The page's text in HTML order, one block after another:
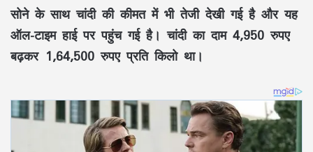
सोने के साथ चांदी की कीमत में भी तेजी देखी गई है और यह
ऑल-टाइम हाई पर पहुंच गई है। चांदी का दाम 4,950 रुपए
बढ़कर 1,64,500 रुपए प्रति किलो था।